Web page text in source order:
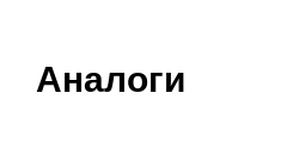
Аналоги